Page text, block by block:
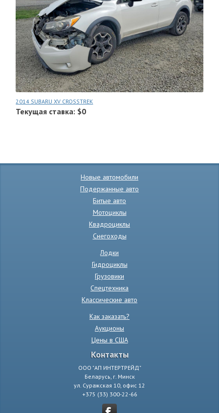
2014 SUBARU XV CROSSTREK
Текущая ставка: $0
Новые автомобили
Подержанные авто
Битые авто
Мотоциклы
Квадроциклы
Снегоходы
Лодки
Гидроциклы
Грузовики
Спецтехника
Классические авто
Как заказать?
Аукционы
Цены в США
Контакты
ООО "АП ИНТЕРТРЕЙД"
Беларусь, г. Минск
ул. Суражская 10, офис 12
+375 (33) 300-22-66